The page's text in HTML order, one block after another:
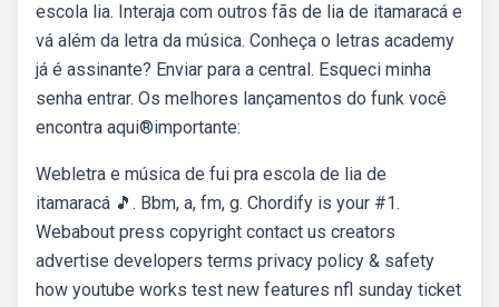
escola lia. Interaja com outros fãs de lia de itamaracá e
vá além da letra da música. Conheça o letras academy
já é assinante? Enviar para a central. Esqueci minha
senha entrar. Os melhores lançamentos do funk você
encontra aqui®importante:
Webletra e música de fui pra escola de lia de
itamaracá 🎵. Bbm, a, fm, g. Chordify is your #1.
Webabout press copyright contact us creators
advertise developers terms privacy policy & safety
how youtube works test new features nfl sunday ticket